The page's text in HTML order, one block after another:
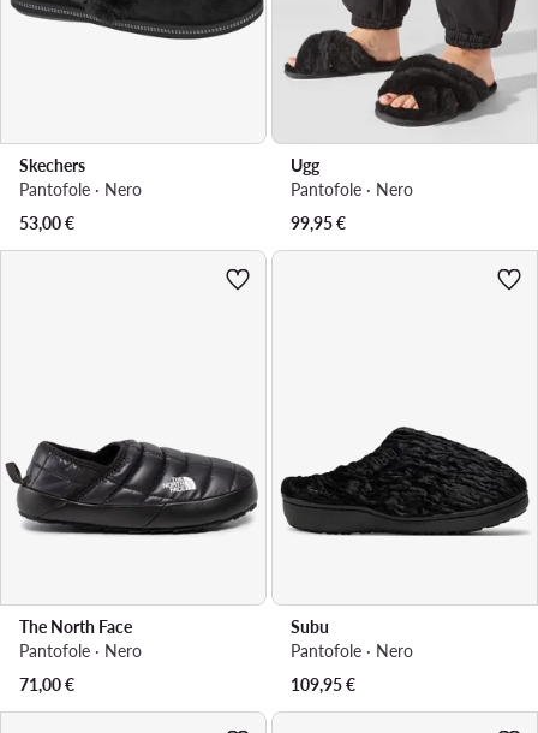
Skechers
Pantofole · Nero
53,00€
Ugg
Pantofole · Nero
99,95€
The North Face
Pantofole · Nero
71,00€
Subu
Pantofole · Nero
109,95€